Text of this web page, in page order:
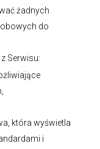
żadnych
do
Serwisu:
która wyświetla
i